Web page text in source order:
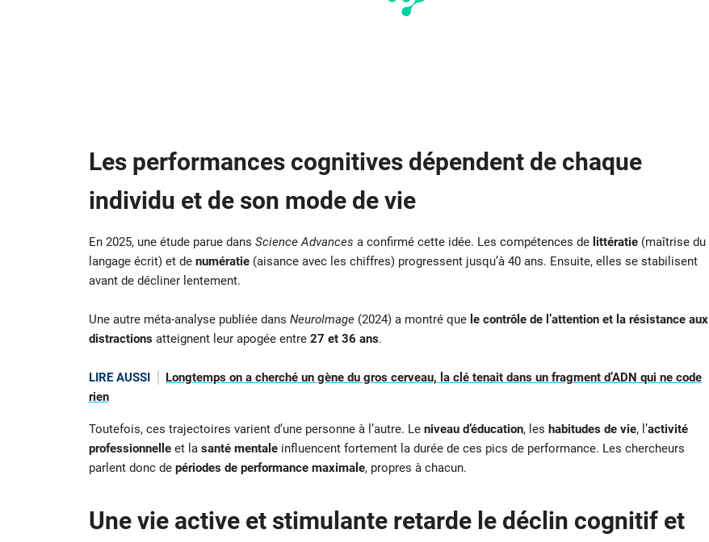
Les performances cognitives dépendent de chaque
individu et de son mode de vie
En 2025, une étude parue dans Science Advances a confirmé cette idée. Les compétences de littératie(maîtrise du
langage écrit) et de numératie(aisance avec les chiffres) progressent jusqu’à 40 ans. Ensuite, elles se stabilisent
avant de décliner lentement.
Une autre méta-analyse publiée dans NeuroImage(2024) a montré que le contrôle de l’attention et la résistance aux
distractionsatteignent leur apogée entre 27 et 36 ans.
LIRE AUSSI
Longtemps on a cherché un gène du gros cerveau, la clé tenait dans un fragment d’ADN qui ne code
rien
Toutefois, ces trajectoires varient d’une personne à l’autre. Le niveau d’éducation, les habitudes de vie, l’activité
professionnelleet la santé mentaleinfluencent fortement la durée de ces pics de performance. Les chercheurs
parlent donc de périodes de performance maximale, propres à chacun.
Une vie active et stimulante retarde le déclin cognitif et